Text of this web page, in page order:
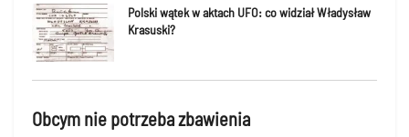
Polski wątek w aktach UFO: co widział Władysław
Krasuski?
Obcym nie potrzeba zbawienia